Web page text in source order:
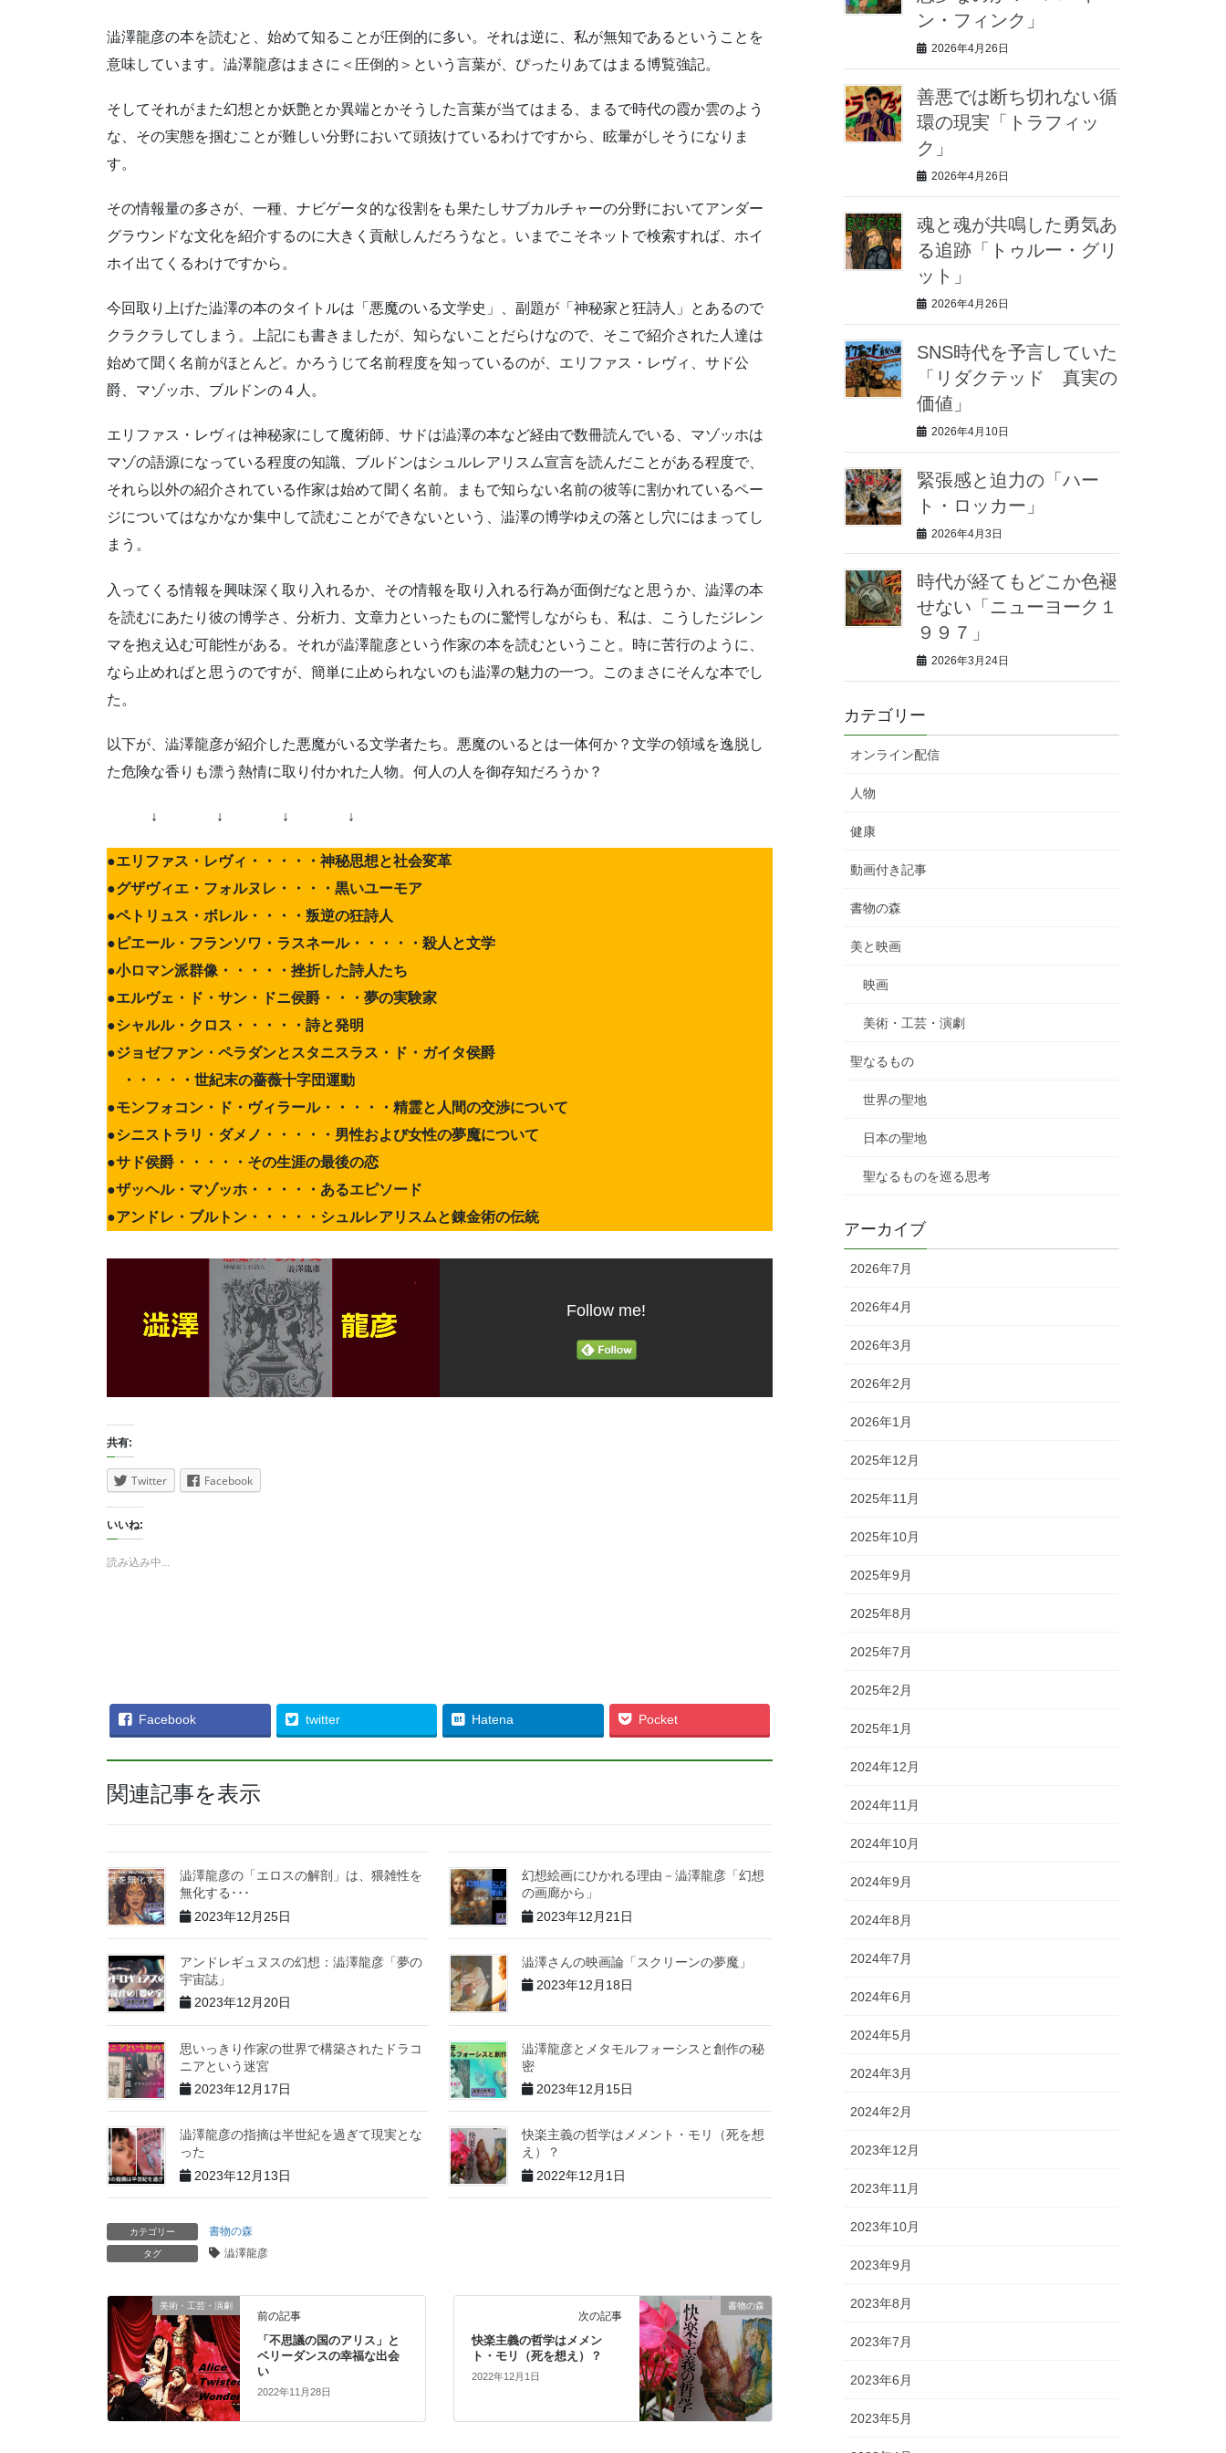
澁澤龍彦の本を読むと、始めて知ることが圧倒的に多い。それは逆に、私が無知であるということを
意味しています。澁澤龍彦はまさに＜圧倒的＞という言葉が、ぴったりあてはまる博覧強記。
そしてそれがまた幻想とか妖艶とか異端とかそうした言葉が当てはまる、まるで時代の霞か雲のよう
な、その実態を掴むことが難しい分野において頭抜けているわけですから、眩暈がしそうになりま
す。
その情報量の多さが、一種、ナビゲータ的な役割をも果たしサブカルチャーの分野においてアンダー
グラウンドな文化を紹介するのに大きく貢献しんだろうなと。いまでこそネットで検索すれば、ホイ
ホイ出てくるわけですから。
今回取り上げた澁澤の本のタイトルは「悪魔のいる文学史」、副題が「神秘家と狂詩人」とあるので
クラクラしてしまう。上記にも書きましたが、知らないことだらけなので、そこで紹介された人達は
始めて聞く名前がほとんど。かろうじて名前程度を知っているのが、エリファス・レヴィ、サド公
爵、マゾッホ、ブルドンの４人。
エリファス・レヴィは神秘家にして魔術師、サドは澁澤の本など経由で数冊読んでいる、マゾッホは
マゾの語源になっている程度の知識、ブルドンはシュルレアリスム宣言を読んだことがある程度で、
それら以外の紹介されている作家は始めて聞く名前。まもで知らない名前の彼等に割かれているペー
ジについてはなかなか集中して読むことができないという、澁澤の博学ゆえの落とし穴にはまってし
まう。
入ってくる情報を興味深く取り入れるか、その情報を取り入れる行為が面倒だなと思うか、澁澤の本
を読むにあたり彼の博学さ、分析力、文章力といったものに驚愕しながらも、私は、こうしたジレン
マを抱え込む可能性がある。それが澁澤龍彦という作家の本を読むということ。時に苦行のように、
なら止めればと思うのですが、簡単に止められないのも澁澤の魅力の一つ。このまさにそんな本でし
た。
以下が、澁澤龍彦が紹介した悪魔がいる文学者たち。悪魔のいるとは一体何か？文学の領域を逸脱し
た危険な香りも漂う熱情に取り付かれた人物。何人の人を御存知だろうか？
↓ ↓ ↓ ↓
●エリファス・レヴィ・・・・・神秘思想と社会変革
●グザヴィエ・フォルヌレ・・・・黒いユーモア
●ペトリュス・ボレル・・・・叛逆の狂詩人
●ピエール・フランソワ・ラスネール・・・・・殺人と文学
●小ロマン派群像・・・・・挫折した詩人たち
●エルヴェ・ド・サン・ドニ侯爵・・・夢の実験家
●シャルル・クロス・・・・・詩と発明
●ジョゼファン・ペラダンとスタニスラス・ド・ガイタ侯爵
・・・・・世紀末の薔薇十字団運動
●モンフォコン・ド・ヴィラール・・・・・精霊と人間の交渉について
●シニストラリ・ダメノ・・・・・男性および女性の夢魔について
●サド侯爵・・・・・その生涯の最後の恋
●ザッヘル・マゾッホ・・・・・あるエピソード
●アンドレ・ブルトン・・・・・シュルレアリスムと錬金術の伝統
Follow me!
共有:
Twitter Facebook
いいね:
読み込み中...
Facebook twitter Hatena Pocket
関連記事を表示
澁澤龍彦の「エロスの解剖」は、猥雑性を
無化する･･･
2023年12月25日
幻想絵画にひかれる理由－澁澤龍彦「幻想
の画廊から」
2023年12月21日
アンドレギュヌスの幻想：澁澤龍彦「夢の
宇宙誌」
2023年12月20日
澁澤さんの映画論「スクリーンの夢魔」
2023年12月18日
思いっきり作家の世界で構築されたドラコ
ニアという迷宮
2023年12月17日
澁澤龍彦とメタモルフォーシスと創作の秘
密
2023年12月15日
澁澤龍彦の指摘は半世紀を過ぎて現実とな
った
2023年12月13日
快楽主義の哲学はメメント・モリ（死を想
え）？
2022年12月1日
カテゴリー 書物の森
タグ 澁澤龍彦
美術・工芸・演劇
前の記事
「不思議の国のアリス」と
ベリーダンスの幸福な出会
い
2022年11月28日
書物の森
次の記事
快楽主義の哲学はメメン
ト・モリ（死を想え）？
2022年12月1日
ン・フィンク」
2026年4月26日
善悪では断ち切れない循
環の現実「トラフィッ
ク」
2026年4月26日
魂と魂が共鳴した勇気あ
る追跡「トゥルー・グリ
ット」
2026年4月26日
SNS時代を予言していた
「リダクテッド 真実の
価値」
2026年4月10日
緊張感と迫力の「ハー
ト・ロッカー」
2026年4月3日
時代が経てもどこか色褪
せない「ニューヨーク１
９９７」
2026年3月24日
カテゴリー
オンライン配信
人物
健康
動画付き記事
書物の森
美と映画
映画
美術・工芸・演劇
聖なるもの
世界の聖地
日本の聖地
聖なるものを巡る思考
アーカイブ
2026年7月
2026年4月
2026年3月
2026年2月
2026年1月
2025年12月
2025年11月
2025年10月
2025年9月
2025年8月
2025年7月
2025年2月
2025年1月
2024年12月
2024年11月
2024年10月
2024年9月
2024年8月
2024年7月
2024年6月
2024年5月
2024年3月
2024年2月
2023年12月
2023年11月
2023年10月
2023年9月
2023年8月
2023年7月
2023年6月
2023年5月